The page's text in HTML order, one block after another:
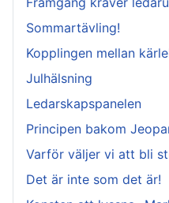
Sommartävling!
Kopplingen mellan
Julhälsning
Ledarskapspanelen
Principen bakom
Varför väljer vi att bli
Det är inte som det är!